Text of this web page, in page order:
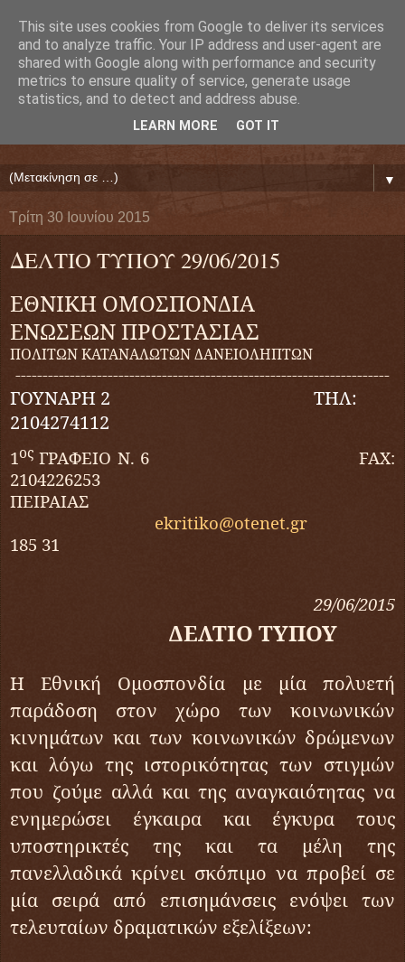
Ευάγγελος Κρητικός
ΠΡΟΕΔΡΟΣ ΕΘΝΙΚΗΣ ΟΜΟΣΠΟΝΔΙΑΣ ΔΑΝΕΙΟΛΗΠΤΩΝ
▼
Τρίτη 30 Ιουνίου 2015
ΔΕΛΤΙΟ ΤΥΠΟΥ 29/06/2015
ΕΘΝΙΚΗ ΟΜΟΣΠΟΝΔΙΑ
ΕΝΩΣΕΩΝ ΠΡΟΣΤΑΣΙΑΣ
ΠΟΛΙΤΩΝ ΚΑΤΑΝΑΛΩΤΩΝ ΔΑΝΕΙΟΛΗΠΤΩΝ
---------------------------------------------------------------------
ΓΟΥΝΑΡΗ 2 ΤΗΛ:
2104274112
1ος ΓΡΑΦΕΙΟ Ν. 6 FAX:
2104226253
ΠΕΙΡΑΙΑΣ
ekritiko@otenet.gr
185 31
29/06/2015
ΔΕΛΤΙΟ ΤΥΠΟΥ
Η Εθνική Ομοσπονδία με μία πολυετή
παράδοση στον χώρο των κοινωνικών
κινημάτων και των κοινωνικών δρώμενων
και λόγω της ιστορικότητας των στιγμών
που ζούμε αλλά και της αναγκαιότητας να
ενημερώσει έγκαιρα και έγκυρα τους
υποστηρικτές της και τα μέλη της
πανελλαδικά κρίνει σκόπιμο να προβεί σε
μία σειρά από επισημάνσεις ενόψει των
τελευταίων δραματικών εξελίξεων:
This site uses cookies from Google to deliver its services
and to analyze traffic. Your IP address and user-agent are
shared with Google along with performance and security
metrics to ensure quality of service, generate usage
statistics, and to detect and address abuse.
LEARN MORE GOT IT